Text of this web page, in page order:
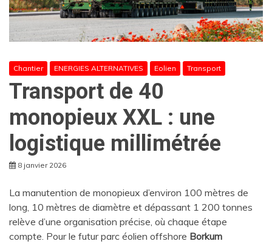
Chantier ENERGIES ALTERNATIVES Eolien Transport
Transport de 40
monopieux XXL : une
logistique millimétrée
8 janvier 2026
La manutention de monopieux d’environ 100 mètres de
long, 10 mètres de diamètre et dépassant 1 200 tonnes
relève d’une organisation précise, où chaque étape
compte. Pour le futur parc éolien offshore Borkum